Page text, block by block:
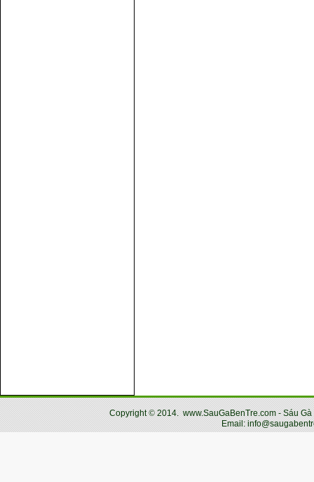
Copyright© 2014. www.SauGaBenTre.com - Sáu
Email: